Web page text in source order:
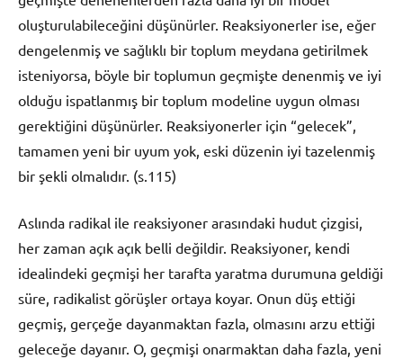
oluşturulabileceğini düşünürler. Reaksiyonerler ise, eğer
dengelenmiş ve sağlıklı bir toplum meydana getirilmek
isteniyorsa, böyle bir toplumun geçmişte denenmiş ve iyi
olduğu ispatlanmış bir toplum modeline uygun olması
gerektiğini düşünürler. Reaksiyonerler için “gelecek”,
tamamen yeni bir uyum yok, eski düzenin iyi tazelenmiş
bir şekli olmalıdır. (s.115)
Aslında radikal ile reaksiyoner arasındaki hudut çizgisi,
her zaman açık açık belli değildir. Reaksiyoner, kendi
idealindeki geçmişi her tarafta yaratma durumuna geldiği
süre, radikalist görüşler ortaya koyar. Onun düş ettiği
geçmiş, gerçeğe dayanmaktan fazla, olmasını arzu ettiği
geleceğe dayanır. O, geçmişi onarmaktan daha fazla, yeni